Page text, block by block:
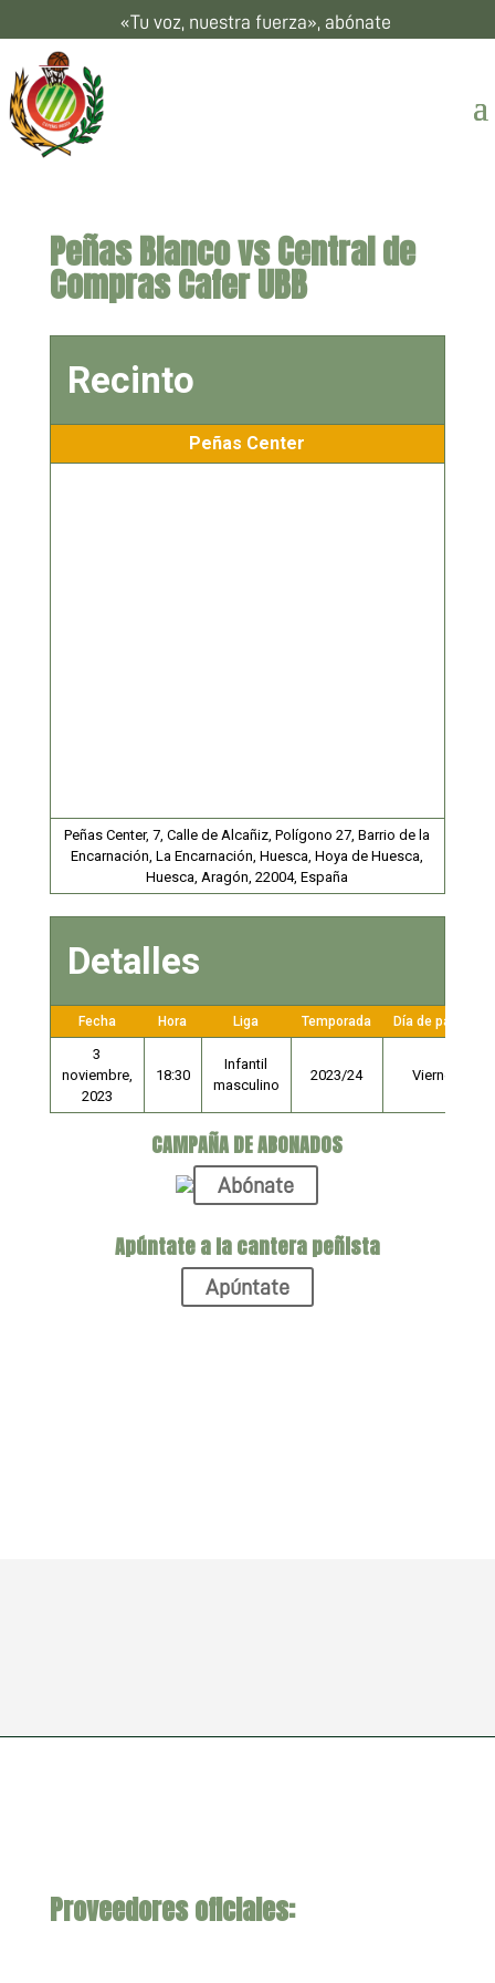
«Tu voz, nuestra fuerza», abónate
Peñas Blanco vs Central de
Compras Cafer UBB
Recinto
Peñas Center
Peñas Center, 7, Calle de Alcañiz, Polígono 27, Barrio de la
Encarnación, La Encarnación, Huesca, Hoya de Huesca,
Huesca, Aragón, 22004, España
Detalles
Fecha Hora Liga Temporada Día de partido
3
noviembre,
2023
18:30
Infantil
masculino
2023/24 Viernes
CAMPAÑA DE ABONADOS
Abónate
Apúntate a la cantera peñista
Apúntate
Proveedores oficiales: